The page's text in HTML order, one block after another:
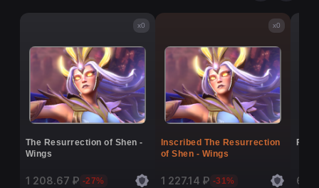
x0
The Resurrection of Shen -
Wings
1 208.67 ₽ -27%
x0
Inscribed The Resurrection
of Shen - Wings
1 227.14 ₽ -31% 6